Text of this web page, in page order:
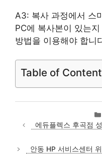
A3: 복사 과정에서 스
PC에 복사본이 있는
방법을 이용해야 합니
Table of
에듀플렉스 후곡점
안동 HP 서비스센터